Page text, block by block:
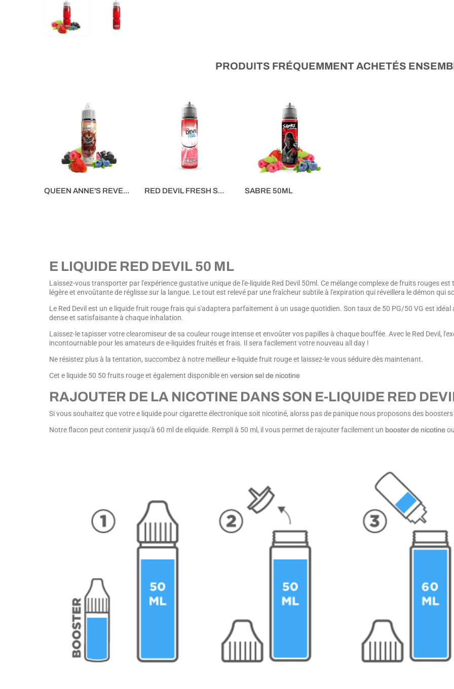
PRODUITS FRÉQUEMMENT ACHETÉS
QUEEN ANNE'S REVE... RED DEVIL FRESH S... SABRE 50ML
E LIQUIDE RED DEVIL 50 ML
Laissez-vous transporter par l'expérience gustative unique de l'e-liquide Red Devil 50ml. Ce mélange complexe de fruits rouges
légère et envoûtante de réglisse sur la langue. Le tout est relevé par une fraîcheur subtile à l'expiration qui réveillera le démon qui
Le Red Devil est un e liquide fruit rouge frais qui s'adaptera parfaitement à un usage quotidien. Son taux de 50 PG/50 VG est
dense et satisfaisante à chaque inhalation.
Laissez-le tapisser votre clearomiseur de sa couleur rouge intense et envoûter vos papilles à chaque bouffée. Avec le Red Devil,
incontournable pour les amateurs de e-liquides fruités et frais. Il sera facilement votre nouveau all day !
Ne résistez plus à la tentation, succombez à notre meilleur e-liquide fruit rouge et laissez-le vous séduire dès maintenant.
Cet e liquide 50 50 fruits rouge et également disponible en version sel de nicotine
RAJOUTER DE LA NICOTINE DANS SON E-LIQUIDE RED
Si vous souhaitez que votre e liquide pour cigarette électronique soit nicotiné, alorss pas de panique nous proposons des
Notre flacon peut contenir jusqu'à 60 ml de eliquide. Rempli à 50 ml, il vous permet de rajouter facilement un booster de nicotine